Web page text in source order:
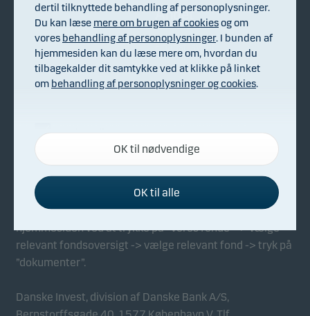
Andet
Finanstilsynet
markedsføringsmateriale og ikke
investeringsrådgivning. Du bør altid rådføre dig med
dine rådgivere, inden du investerer, og orientere dig i
dokumentet ”
Sammendrag af investorrettigheder
”, som
findes på dansk (og andre lokalsprog) her på
hjemmesiden ved at trykke på ”Vores fonde” -> vælge
relevant fondsoversigt -> vælge relevant fond -> tryk på
”dokumenter”.
Danske Invest, division af Danske Bank A/S,
dertil tilknyttede behandling af personoplysninger.
Du kan læse mere om brugen af cookiesog om
vores behandling af personoplysninger. I bunden af
hjemmesiden kan du læse mere om, hvordan du
tilbagekalder dit samtykke ved at klikke på linket
om behandling af personoplysninger og cookies.
Nødvendige
Disse cookies hjælper med at sikre, at vores
hjemmeside fungerer ved at aktivere
grundlæggende funktioner som for eksempel
sidenavigation og adgang til sikre områder på
Funktionelle
hjemmesiden at huske dine valg af indstillinger.
OK til nødvendige
OK til alle